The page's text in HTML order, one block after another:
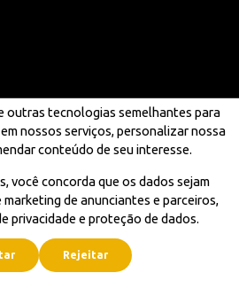
outras tecnologias semelhantes para
nossos serviços, personalizar nossa
conteúdo de seu interesse.
você concorda que os dados sejam
de anunciantes e parceiros,
privacidade e proteção de dados.
Rejeitar